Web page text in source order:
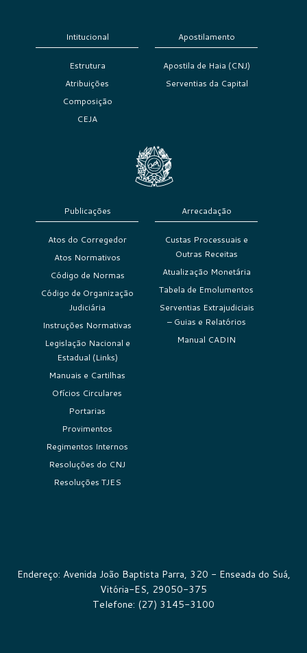
Intitucional
Estrutura
Atribuições
Composição
CEJA
Apostilamento
Apostila de Haia (CNJ)
Serventias da Capital
Publicações
Atos do Corregedor
Atos Normativos
Código de Normas
Código de Organização
Judiciária
Instruções Normativas
Legislação Nacional e
Estadual (Links)
Manuais e Cartilhas
Ofícios Circulares
Portarias
Provimentos
Regimentos Internos
Resoluções do CNJ
Resoluções TJES
Arrecadação
Custas Processuais e
Outras Receitas
Atualização Monetária
Tabela de Emolumentos
Serventias Extrajudiciais
– Guias e Relatórios
Manual CADIN
Endereço: Avenida João Baptista Parra, 320 - Enseada do Suá,
Vitória-ES, 29050-375
Telefone: (27) 3145-3100